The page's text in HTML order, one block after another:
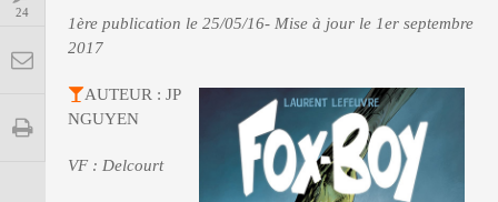
CINE-SERIES-ANIME
MUSIQUE
24
1ère publication le 25/05/16- Mise à jour le 1er septembre
2017
AUTEUR : JP
NGUYEN
VF : Delcourt
Panini Patrick Faivre Presse
Présence
Special Guest
Tornado Urban